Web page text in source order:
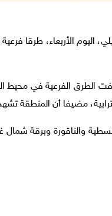
الإسرائيلي، اليوم
الطرق الفرعية في محيط
مضيفا أن المنطقة
والناقورة وبرقة شمال